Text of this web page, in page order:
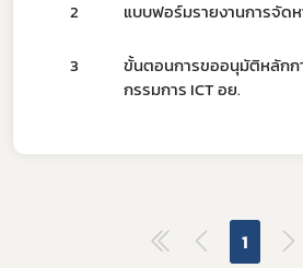
2 แบบฟอร์มรายงานการจัดห
3
ขั้นตอนการขออนุมัติหลักก
กรรมการ ICT อย.
1
Subscribe
ผู้ประกอบการายย่อย